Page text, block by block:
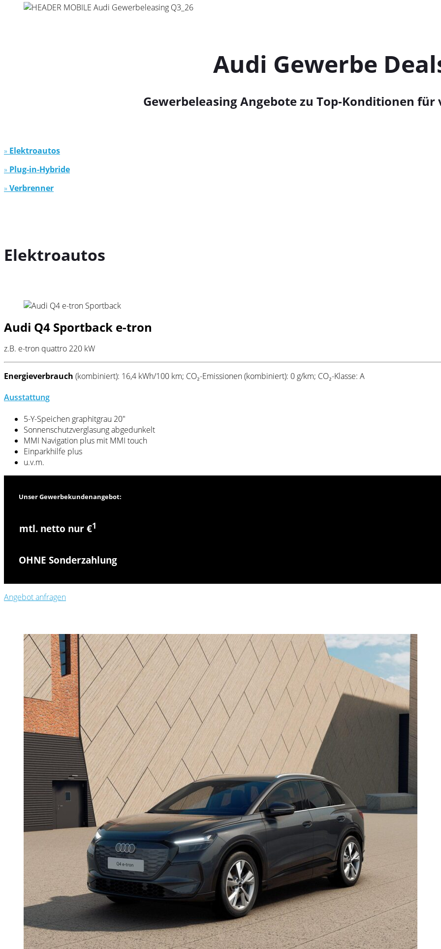
Audi Gewerbe
Gewerbeleasing Angebote zu Top-Konditionen für
» Elektroautos
» Plug-in-Hybride
» Verbrenner
Elektroautos
Audi Q4 Sportback e-tron
z.B. e-tron quattro 220 kW
Energieverbrauch (kombiniert): 16,4 kWh/100 km; CO₂-Emissionen (kombiniert): 0 g/km; CO₂-Klasse: A
Ausstattung
5-Y-Speichen graphitgrau 20″
Sonnenschutzverglasung abgedunkelt
MMI Navigation plus mit MMI touch
Einparkhilfe plus
u.v.m.
Unser Gewerbekundenangebot:
mtl. netto nur €1
OHNE Sonderzahlung
Angebot anfragen